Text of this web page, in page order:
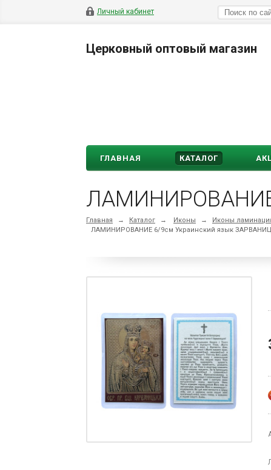
Личный кабинет
Церковный оптовый магазин
ГЛАВНАЯ КАТАЛОГ
ЛАМИНИРОВАНИЕ
Главная → Каталог → Иконы → Иконы
ЛАМИНИРОВАНИЕ 6/9см Украинский язык